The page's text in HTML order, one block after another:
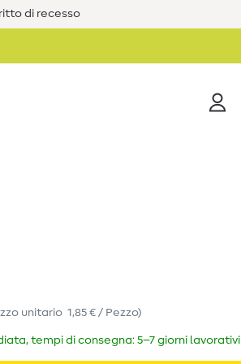
di recesso
unitario 1,85 € / Pezzo)
tempi di consegna: 5–7 giorni lavorativi